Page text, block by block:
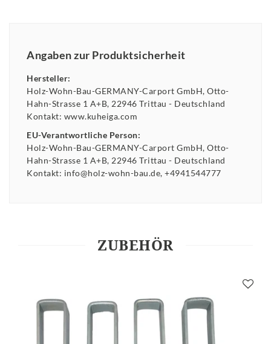
Angaben zur Produktsicherheit
Hersteller:
Holz-Wohn-Bau-GERMANY-Carport GmbH Otto-
Hahn-Strasse 1 A+B 22946 Trittau
Deutschland
Kontakt: www.kuheiga.com
EU-Verantwortliche Person:
Holz-Wohn-Bau-GERMANY-Carport GmbH Otto-
Hahn-Strasse 1 A+B 22946 Trittau
Deutschland
Kontakt: info@holz-wohn-bau.de +4941544777
ZUBEHÖR